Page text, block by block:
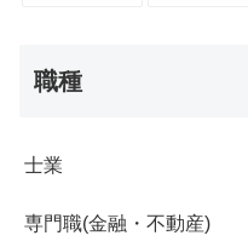
職種
士業
専門職(金融・不動産)